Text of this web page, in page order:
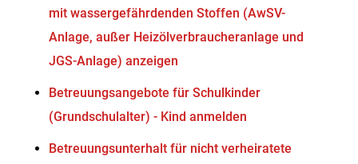
mit wassergefährdenden Stoffen (AwSV-
Anlage, außer Heizölverbraucheranlage und
JGS-Anlage) anzeigen
Betreuungsangebote für Schulkinder
(Grundschulalter) - Kind anmelden
Betreuungsunterhalt für nicht verheiratete